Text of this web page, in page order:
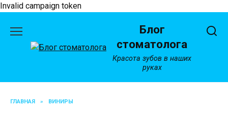
Invalid campaign token
содержанию
Блог
стоматолога
Красота зубов в наших
руках
ГЛАВНАЯ » ВИНИРЫ